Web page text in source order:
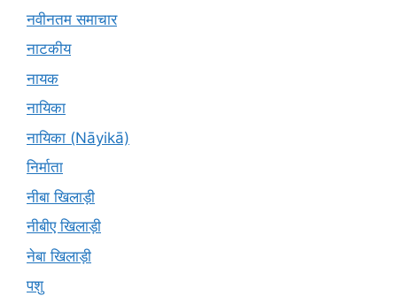
नवीनतम समाचार
नाटकीय
नायक
नायिका
नायिका (Nāyikā)
निर्माता
नीबा खिलाड़ी
नीबीए खिलाड़ी
नेबा खिलाड़ी
पशु